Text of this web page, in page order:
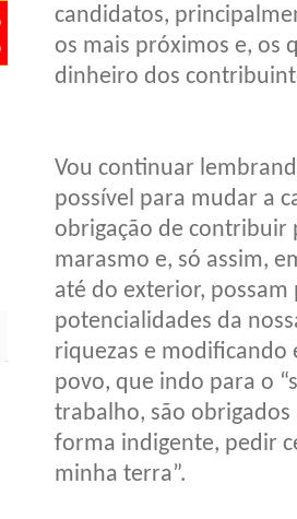
candidatos,
os mais próximos e, os
dinheiro dos
Vou continuar
possível para mudar a
obrigação de contribuir
marasmo e, só assim,
até do exterior, possam
potencialidades da
riquezas e modificando
povo, que indo para o
trabalho, são
forma indigente, pedir
minha terra”.